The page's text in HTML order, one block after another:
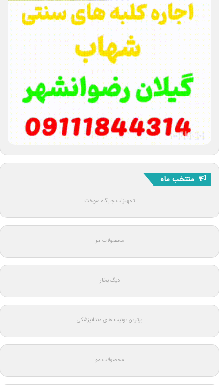
منتخب ماه
تجهیزات جایگاه سوخت
محصولات مو
دیگ بخار
برترین یونیت های دندانپزشکی
محصولات مو